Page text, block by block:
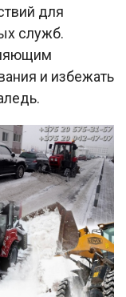
для
служб.
и избежать